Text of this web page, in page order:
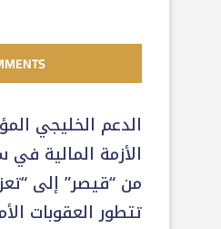
الدعم الخليجي
الأزمة المالية
من “قيصر” إلى
تتطور العقوبات